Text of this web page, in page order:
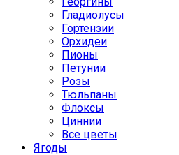
Гладиолусы
Гортензии
Орхидеи
Пионы
Петунии
Розы
Тюльпаны
Флоксы
Циннии
Все цветы
Ягоды